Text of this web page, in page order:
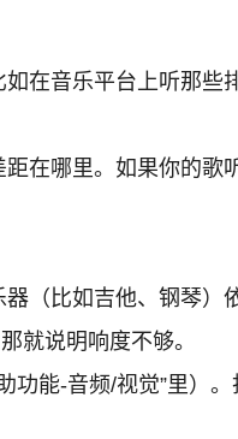
在音乐平台上听那些
在哪里。如果你的歌
（比如吉他、钢琴）
就说明响度不够。
功能-音频/视觉”里）